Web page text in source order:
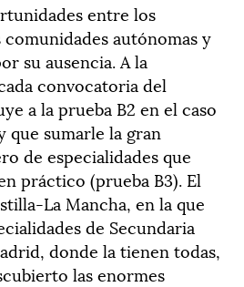
entre los
autónomas y
su ausencia. A la
convocatoria del
a la prueba B2 en el caso
que sumarle la gran
de especialidades que
práctico (prueba B3). El
La Mancha, en la que
de Secundaria
donde la tienen todas,
las enormes